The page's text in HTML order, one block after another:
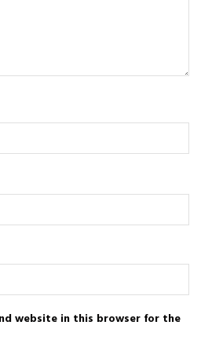
website in this browser for the